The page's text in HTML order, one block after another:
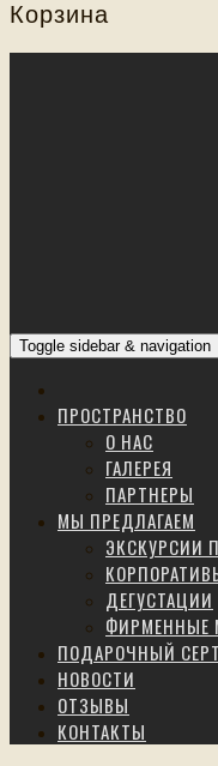
Корзина
Toggle sidebar & navigation
ПРОСТРАНСТВО
О НАС
ГАЛЕРЕЯ
ПАРТНЕРЫ
МЫ ПРЕДЛАГАЕМ
ЭКСКУРСИИ
ДЕГУСТАЦИИ
ФИРМЕННЫЕ
ПОДАРОЧНЫЙ
НОВОСТИ
ОТЗЫВЫ
КОНТАКТЫ